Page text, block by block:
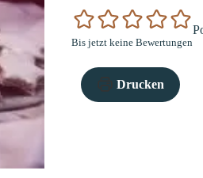
Bis jetzt keine Bewertungen
Drucken